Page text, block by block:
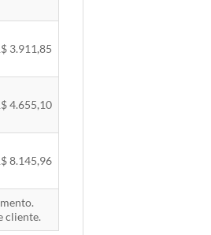
3.911,85
4.655,10
8.145,96
cliente.